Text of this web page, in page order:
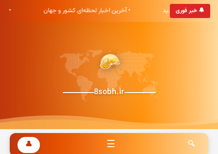
🔔 خبر فوری
هشت صبح خوش آمدید • آخرین اخبار لحظه‌ای کشور و جهان
8sobh.ir
🔍
☰
👤